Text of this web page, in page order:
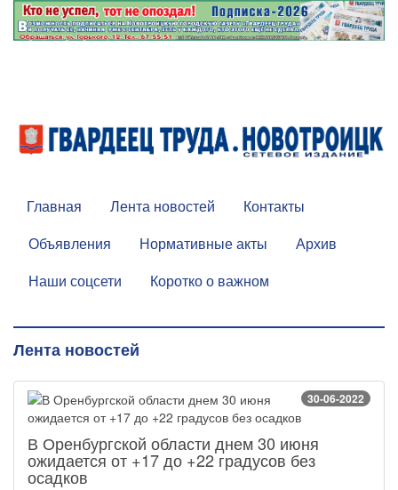
Главная Лента новостей
Контакты
Объявления
Нормативные акты
Архив
Наши соцсети
Коротко о важном
Лента новостей
30-06-2022
В Оренбургской области днем 30 июня
ожидается от +17 до +22 градусов без
осадков